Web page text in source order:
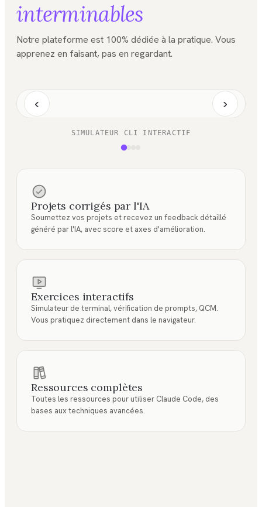
interminables
Notre plateforme est 100% dédiée à la pratique. Vous
apprenez en faisant, pas en regardant.
‹ ›
SIMULATEUR CLI INTERACTIF
Projets corrigés par l'IA
Soumettez vos projets et recevez un feedback détaillé
généré par l'IA, avec score et axes d'amélioration.
Exercices interactifs
Simulateur de terminal, vérification de prompts, QCM.
Vous pratiquez directement dans le navigateur.
Ressources complètes
Toutes les ressources pour utiliser Claude Code, des
bases aux techniques avancées.